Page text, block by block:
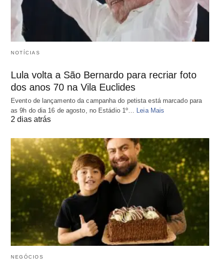
NOTÍCIAS
Lula volta a São Bernardo para recriar foto
dos anos 70 na Vila Euclides
Evento de lançamento da campanha do petista está marcado para
as 9h do dia 16 de agosto, no Estádio 1º…
Leia Mais
2 dias atrás
NEGÓCIOS